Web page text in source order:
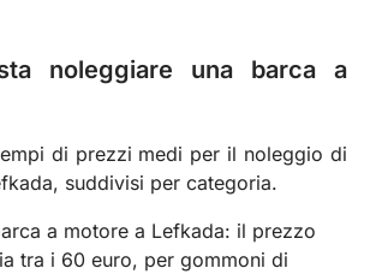
noleggiare una barca a
di prezzi medi per il noleggio di
suddivisi per categoria.
a motore a Lefkada: il prezzo
tra i 60 euro, per gommoni di